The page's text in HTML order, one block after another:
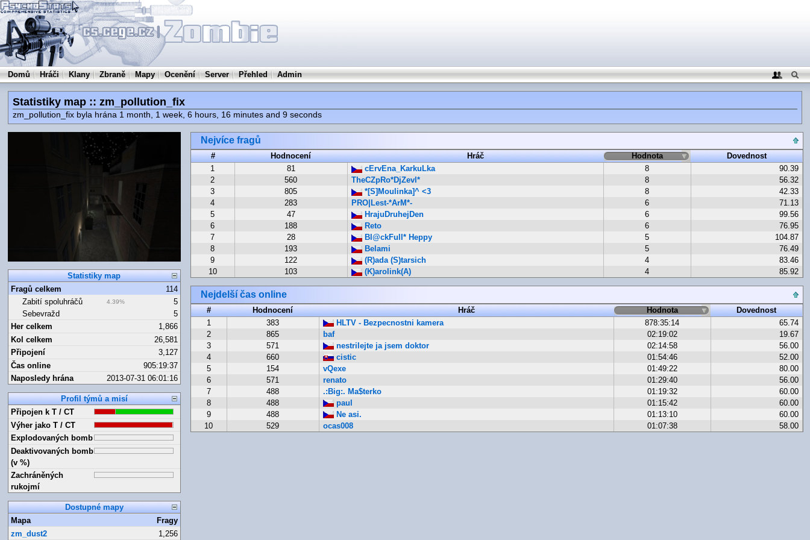
Domů Hráči Klany Zbraně Mapy Ocenění Server Přehled Admin
Statistiky map :: zm_pollution_fix
zm_pollution_fix byla hrána 1 month, 1 week, 6 hours, 16 minutes and 9 seconds
Statistiky map
Fragů celkem
114
Zabití spoluhráčů
4.39%
5
Sebevražd
5
Her celkem
1,866
Kol celkem
26,581
Připojení
3,127
Čas online
905:19:37
Naposledy hrána
2013-07-31 06:01:16
Profil týmů a misí
Připojen k T / CT
Výher jako T / CT
Explodovaných bomb
Deaktivovaných bomb
(v %)
Zachráněných
rukojmí
Dostupné mapy
Mapa
Fragy
zm_dust2
1,256
Nejvíce fragů
# Hodnocení Hráč Hodnota
Dovednost
1
81 cErvEna_KarkuLka 8
90.39
2
560 TheCZpRo*DjZevl* 8
56.32
3
805 *[S]Moulinka]^ <3 8
42.33
4
283 PRO|Lest-*ArM*- 6
71.13
5
47 HrajuDruhejDen 6
99.56
6
188 Reto 6
76.95
7
28 Bl@ckFull* Heppy 5
104.87
8
193 Belami 5
76.49
9
122 (R)ada (S)tarsich 4
83.46
10
103 (K)arolink(A) 4 85.92
Nejdelší čas online
# Hodnocení Hráč Hodnota
Dovednost
1
383 HLTV - Bezpecnostni kamera 878:35:14
65.74
2
865 baf 02:19:02
19.67
3
571 nestrilejte ja jsem doktor 02:14:58
56.00
4
660 cistic 01:54:46
52.00
5
154 vQexe 01:49:22
80.00
6
571 renato 01:29:40
56.00
7
488 .:Big:. Ma$terko 01:19:32
60.00
8
488 paul 01:15:42
60.00
9
488 Ne asi. 01:13:10
60.00
10
529 ocas008 01:07:38 58.00